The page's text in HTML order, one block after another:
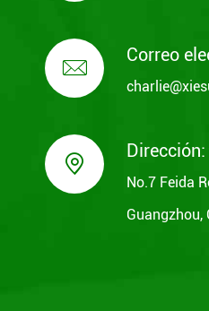
 Correo
 Dirección:
No.7 Feida
Guangzhou,